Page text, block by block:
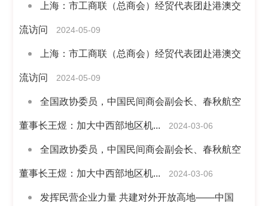
上海：市工商联（总商会）经贸代表团赴港澳交
流访问 2024-05-09
上海：市工商联（总商会）经贸代表团赴港澳交
流访问 2024-05-09
全国政协委员，中国民间商会副会长、春秋航空
董事长王煜：加大中西部地区机... 2024-03-06
全国政协委员，中国民间商会副会长、春秋航空
董事长王煜：加大中西部地区机... 2024-03-06
发挥民营企业力量 共建对外开放高地——中国